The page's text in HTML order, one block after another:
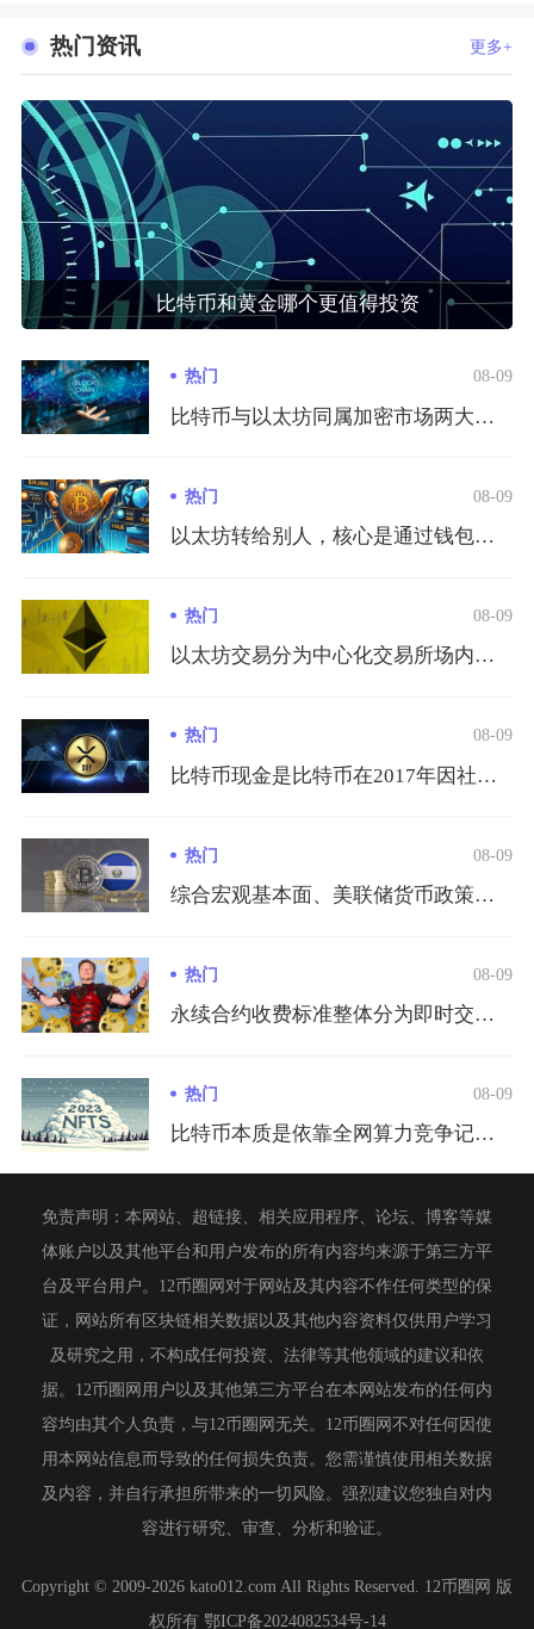
热门资讯 更多+
比特币和黄金哪个更值得投资
热门 08-09
比特币与以太坊同属加密市场两大核心底层区块链资产，二者依托同...
热门 08-09
以太坊转给别人，核心是通过钱包发起链上转账，流程为准备钱包与...
热门 08-09
以太坊交易分为中心化交易所场内交易、去中心化DEX链上兑换、...
热门 08-09
比特币现金是比特币在2017年因社区扩容路线分歧产生的硬分叉...
热门 08-09
综合宏观基本面、美联储货币政策、马来西亚本土经济数据以及币圈...
热门 08-09
永续合约收费标准整体分为即时交易手续费和专属资金费率两大体系...
热门 08-09
比特币本质是依靠全网算力竞争记账权完成发行，矿工通过专业硬件...
免责声明：本网站、超链接、相关应用程序、论坛、博客等媒
体账户以及其他平台和用户发布的所有内容均来源于第三方平
台及平台用户。12币圈网对于网站及其内容不作任何类型的保
证，网站所有区块链相关数据以及其他内容资料仅供用户学习
及研究之用，不构成任何投资、法律等其他领域的建议和依
据。12币圈网用户以及其他第三方平台在本网站发布的任何内
容均由其个人负责，与12币圈网无关。12币圈网不对任何因使
用本网站信息而导致的任何损失负责。您需谨慎使用相关数据
及内容，并自行承担所带来的一切风险。强烈建议您独自对内
容进行研究、审查、分析和验证。
Copyright © 2009-2026 kato012.com All Rights Reserved. 12币圈网 版
权所有 鄂ICP备2024082534号-14